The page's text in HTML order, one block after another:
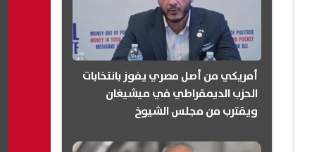
أمريكي من أصل مصري يفوز بانتخابات
الحزب الديمقراطي في ميشيغان
ويقترب من مجلس الشيوخ